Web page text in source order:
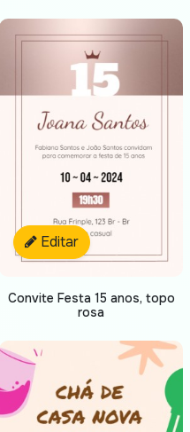
Editar
Convite Festa 15 anos, topo
rosa